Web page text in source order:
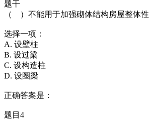
题干
（ ）不能用于加强砌体结构房屋整体性
选择一项：
A. 设壁柱
B. 设过梁
C. 设构造柱
D. 设圈梁
正确答案是：
题目4